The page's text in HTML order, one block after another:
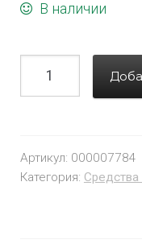
В наличии
Артикул: 000007784
Категория: